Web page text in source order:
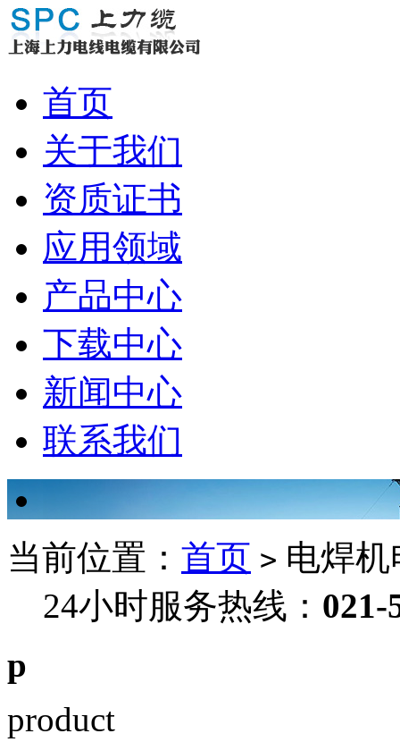
首页
关于我们
资质证书
应用领域
产品中心
下载中心
新闻中心
联系我们
当前位置： 首页 > 电焊机
24小时服务热线： 021-
p
product